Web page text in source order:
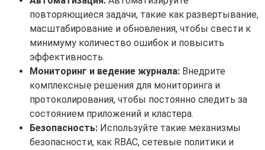
повторяющиеся задачи, такие как развертывание,
масштабирование и обновления, чтобы свести к
минимуму количество ошибок и повысить
эффективность.
Мониторинг и ведение журнала: Внедрите
комплексные решения для мониторинга и
протоколирования, чтобы постоянно следить за
состоянием приложений и кластера.
Безопасность: Используйте такие механизмы
безопасности, как RBAC, сетевые политики и